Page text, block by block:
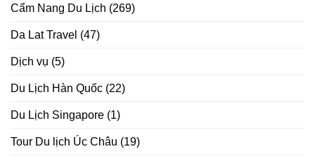
Cẩm Nang Du Lịch (269)
Da Lat Travel (47)
Dịch vụ (5)
Du Lịch Hàn Quốc (22)
Du Lịch Singapore (1)
Tour Du lịch Úc Châu (19)